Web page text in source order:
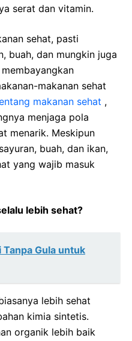
serat dan vitamin.
sehat, pasti
buah, dan mungkin juga
makanan sehat
makanan sehat ,
menjaga pola
menarik. Meskipun
buah, dan ikan,
yang wajib masuk
lebih sehat?
Tanpa Gula untuk
lebih sehat
kimia sintetis.
organik lebih baik